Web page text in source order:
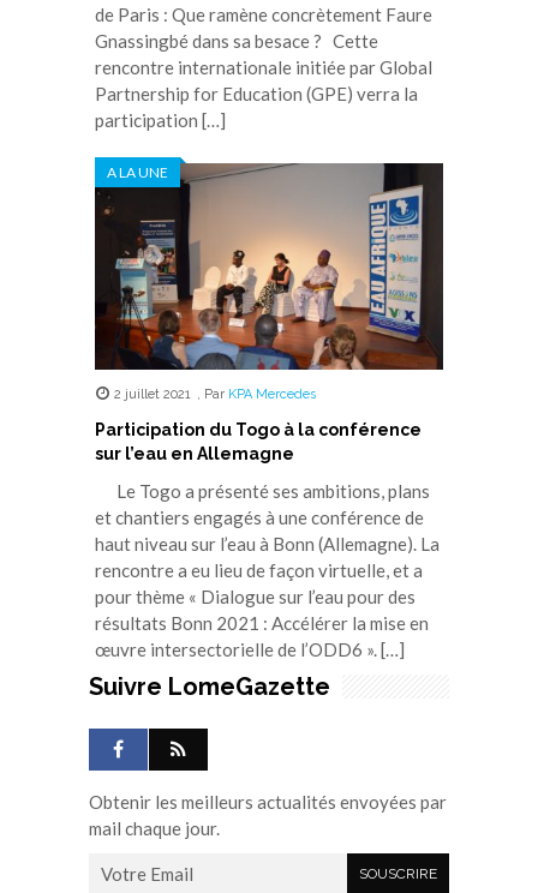
de Paris : Que ramène concrètement Faure
Gnassingbé dans sa besace ? Cette
rencontre internationale initiée par Global
Partnership for Education (GPE) verra la
participation […]
A LA UNE
2 juillet 2021 , Par KPA Mercedes
Participation du Togo à la conférence
sur l’eau en Allemagne
Le Togo a présenté ses ambitions, plans
et chantiers engagés à une conférence de
haut niveau sur l’eau à Bonn (Allemagne). La
rencontre a eu lieu de façon virtuelle, et a
pour thème « Dialogue sur l’eau pour des
résultats Bonn 2021 : Accélérer la mise en
œuvre intersectorielle de l’ODD6 ». […]
Suivre LomeGazette
Obtenir les meilleurs actualités envoyées par
mail chaque jour.